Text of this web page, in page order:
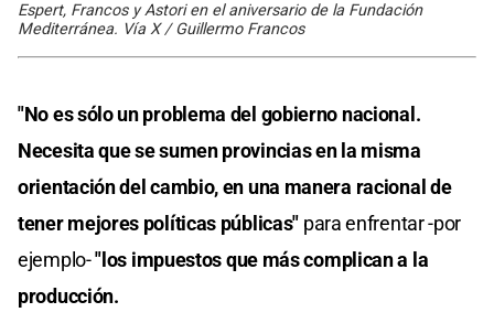
Espert, Francos y Astori en el aniversario de la Fundación
Mediterránea. Vía X / Guillermo Francos
"No es sólo un problema del gobierno nacional.
Necesita que se sumen provincias en la misma
orientación del cambio, en una manera racional de
tener mejores políticas públicas" para enfrentar -por
ejemplo-"los impuestos que más complican a la
producción.